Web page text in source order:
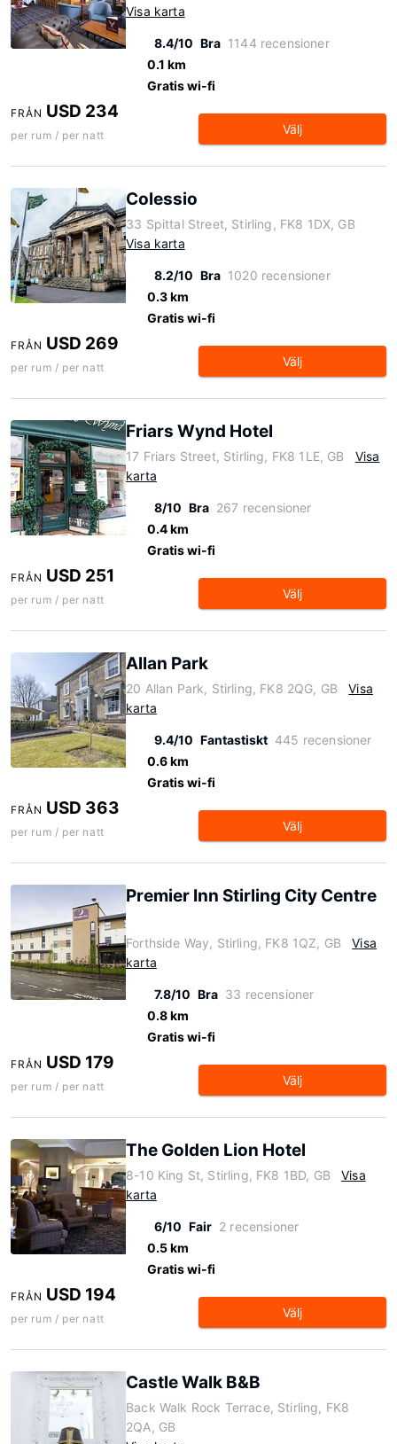
Visa karta
8.4/10 Bra 1144 recensioner
0.1 km
Gratis wi-fi
FRÅN USD 234
per rum / per natt Välj
Colessio
33 Spittal Street, Stirling, FK8 1DX, GB
Visa karta
8.2/10 Bra 1020 recensioner
0.3 km
Gratis wi-fi
FRÅN USD 269
per rum / per natt Välj
Friars Wynd Hotel
17 Friars Street, Stirling, FK8 1LE, GB
Visa
karta
8/10 Bra 267 recensioner
0.4 km
Gratis wi-fi
FRÅN USD 251
per rum / per natt Välj
Allan Park
20 Allan Park, Stirling, FK8 2QG, GB
Visa
karta
9.4/10 Fantastiskt 445 recensioner
0.6 km
Gratis wi-fi
FRÅN USD 363
per rum / per natt Välj
Premier Inn Stirling City Centre
Forthside Way, Stirling, FK8 1QZ, GB
Visa
karta
7.8/10 Bra 33 recensioner
0.8 km
Gratis wi-fi
FRÅN USD 179
per rum / per natt Välj
The Golden Lion Hotel
8-10 King St, Stirling, FK8 1BD, GB
Visa
karta
6/10 Fair 2 recensioner
0.5 km
Gratis wi-fi
FRÅN USD 194
per rum / per natt Välj
Castle Walk B&B
Back Walk Rock Terrace, Stirling, FK8
2QA, GB